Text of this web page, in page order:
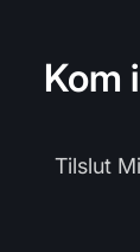
Kom
Tilslut